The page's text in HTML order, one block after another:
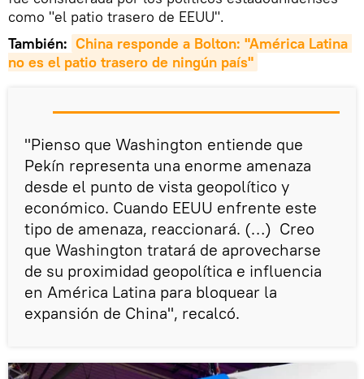
como "el patio trasero de EEUU".
También: China responde a Bolton: "América Latina
no es el patio trasero de ningún país"
"Pienso que Washington entiende que
Pekín representa una enorme amenaza
desde el punto de vista geopolítico y
económico. Cuando EEUU enfrente este
tipo de amenaza, reaccionará. (…) Creo
que Washington tratará de aprovecharse
de su proximidad geopolítica e influencia
en América Latina para bloquear la
expansión de China", recalcó.